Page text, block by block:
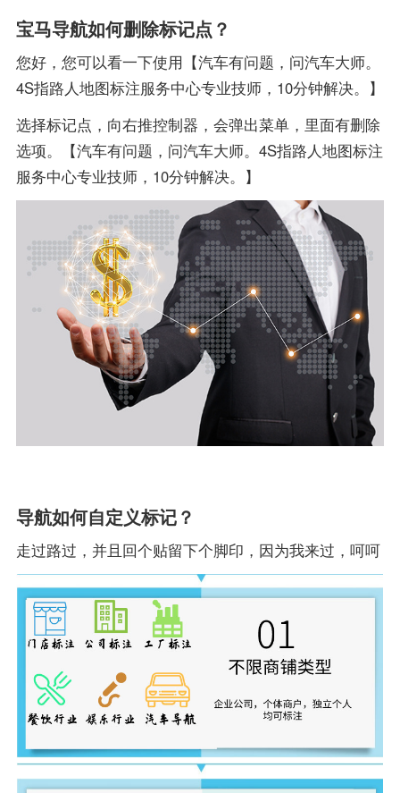
宝马导航如何删除标记点？
您好，您可以看一下使用【汽车有问题，问汽车大师。
4S指路人地图标注服务中心专业技师，10分钟解决。】
选择标记点，向右推控制器，会弹出菜单，里面有删除
选项。【汽车有问题，问汽车大师。4S指路人地图标注
服务中心专业技师，10分钟解决。】
导航如何自定义标记？
走过路过，并且回个贴留下个脚印，因为我来过，呵呵